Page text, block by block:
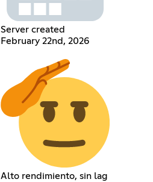
Server created
February 22nd, 2026
Alto rendimiento, sin lag